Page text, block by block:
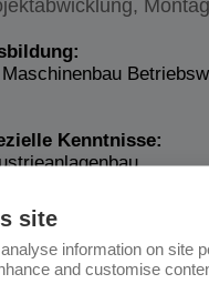
Kenntnisse:
Wartung
Zertifizierung
site
information on site
and customise